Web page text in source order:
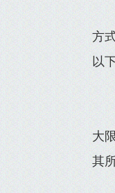
方
以
大
其